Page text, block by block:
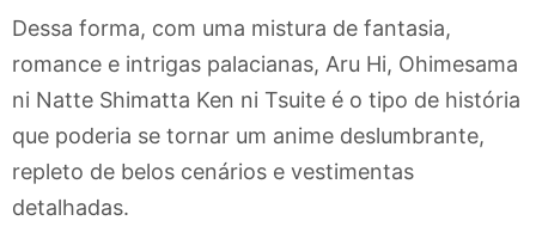
Dessa forma, com uma mistura de fantasia,
romance e intrigas palacianas, Aru Hi, Ohimesama
ni Natte Shimatta Ken ni Tsuite é o tipo de história
que poderia se tornar um anime deslumbrante,
repleto de belos cenários e vestimentas
detalhadas.